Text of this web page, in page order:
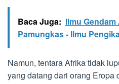
Baca Juga: Ilmu
Pamungkas - Ilmu
Namun, tentara Afrika tidak
yang datang dari orang Eropa